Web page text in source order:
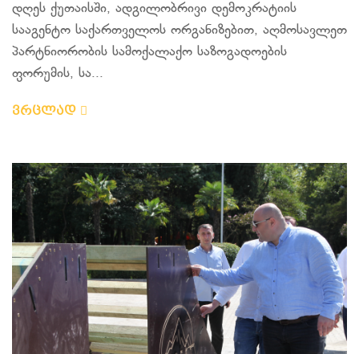
დღეს ქუთაისში, ადგილობრივი დემოკრატიის
სააგენტო საქართველოს ორგანიზებით, აღმოსავლეთ
პარტნიორობის სამოქალაქო საზოგადოების
ფორუმის, სა...
ვრცლად